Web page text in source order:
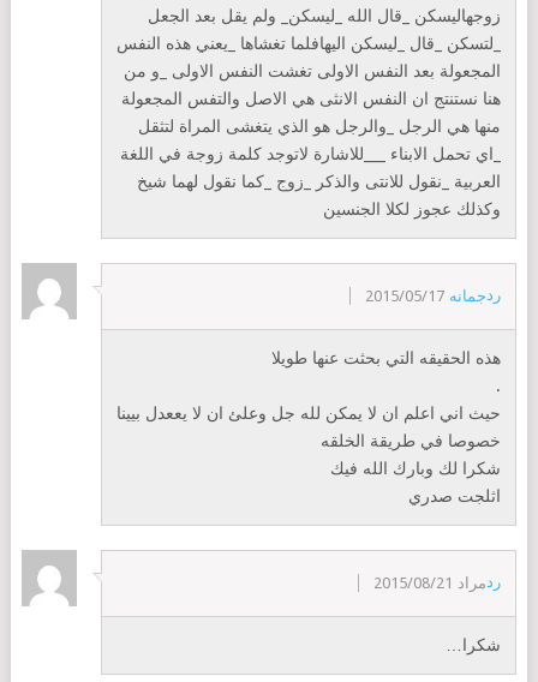
زوجهاليسكن _قال الله _ليسكن_ ولم يقل بعد الجعل
_لتسكن _قال _ليسكن اليهافلما تغشاها _يعني هذه النفس
المجعولة بعد النفس الاولى تغشت النفس الاولى _و من
هنا نستنتج ان النفس الانثى هي الاصل والتفس المجعولة
منها هي الرجل _والرجل هو الذي يتغشى المراة لتثقل
_اي تحمل الابناء ___للاشارة لاتوجد كلمة زوجة في اللغة
العربية _نقول للانتى والذكر _زوج _كما نقول لهما شيخ
وكذلك عجوز لكلا الجنسين
جمانه 2015/05/17 رد
هذه الحقيقه التي بحثت عنها طويلا
.
حيث اني اعلم ان لا يمكن لله جل وعلئ ان لا يععدل بيينا
خصوصا في طريقة الخلقه
شكرا لك وبارك الله فيك
اثلجت صدري
مراد 2015/08/21 رد
شكرا…